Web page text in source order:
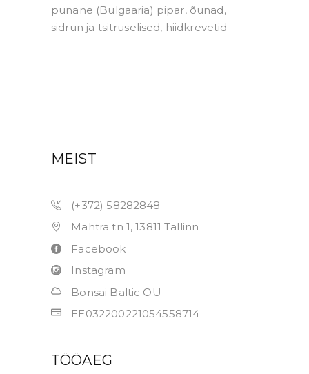
punane (Bulgaaria) pipar, õunad,
sidrun ja tsitruselised, hiidkrevetid
MEIST
(+372) 58282848
Mahtra tn 1, 13811 Tallinn
Facebook
Instagram
Bonsai Baltic OU
EE032200221054558714
TÖÖAEG